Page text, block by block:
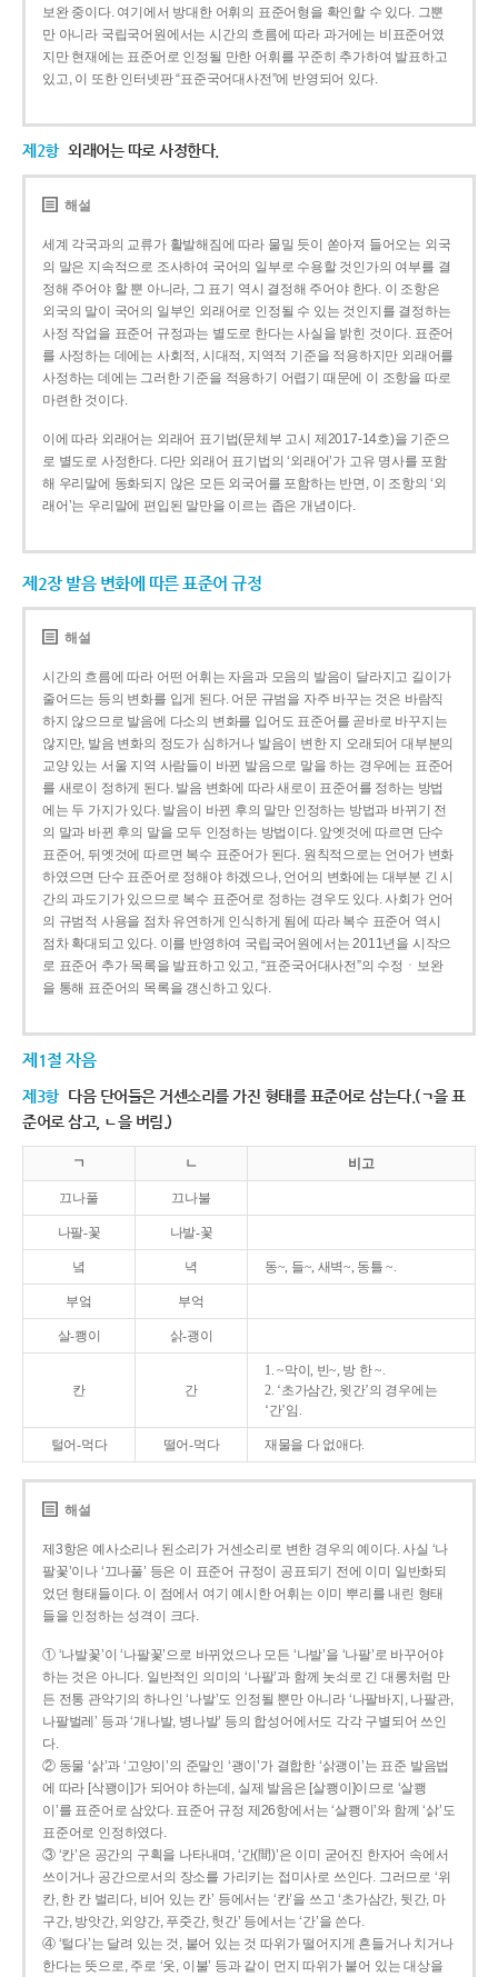
보완 중이다. 여기에서 방대한 어휘의 표준어형을 확인할 수 있다. 그뿐
만 아니라 국립국어원에서는 시간의 흐름에 따라 과거에는 비표준어였
지만 현재에는 표준어로 인정될 만한 어휘를 꾸준히 추가하여 발표하고
있고, 이 또한 인터넷판 “표준국어대사전”에 반영되어 있다.
제2항 외래어는 따로 사정한다.
해설
세계 각국과의 교류가 활발해짐에 따라 물밀 듯이 쏟아져 들어오는 외국
의 말은 지속적으로 조사하여 국어의 일부로 수용할 것인가의 여부를 결
정해 주어야 할 뿐 아니라, 그 표기 역시 결정해 주어야 한다. 이 조항은
외국의 말이 국어의 일부인 외래어로 인정될 수 있는 것인지를 결정하는
사정 작업을 표준어 규정과는 별도로 한다는 사실을 밝힌 것이다. 표준어
를 사정하는 데에는 사회적, 시대적, 지역적 기준을 적용하지만 외래어를
사정하는 데에는 그러한 기준을 적용하기 어렵기 때문에 이 조항을 따로
마련한 것이다.
이에 따라 외래어는 외래어 표기법(문체부 고시 제2017-14호)을 기준으
로 별도로 사정한다. 다만 외래어 표기법의 ‘외래어’가 고유 명사를 포함
해 우리말에 동화되지 않은 모든 외국어를 포함하는 반면, 이 조항의 ‘외
래어’는 우리말에 편입된 말만을 이르는 좁은 개념이다.
제2장 발음 변화에 따른 표준어 규정
해설
시간의 흐름에 따라 어떤 어휘는 자음과 모음의 발음이 달라지고 길이가
줄어드는 등의 변화를 입게 된다. 어문 규범을 자주 바꾸는 것은 바람직
하지 않으므로 발음에 다소의 변화를 입어도 표준어를 곧바로 바꾸지는
않지만, 발음 변화의 정도가 심하거나 발음이 변한 지 오래되어 대부분의
교양 있는 서울 지역 사람들이 바뀐 발음으로 말을 하는 경우에는 표준어
를 새로이 정하게 된다. 발음 변화에 따라 새로이 표준어를 정하는 방법
에는 두 가지가 있다. 발음이 바뀐 후의 말만 인정하는 방법과 바뀌기 전
의 말과 바뀐 후의 말을 모두 인정하는 방법이다. 앞엣것에 따르면 단수
표준어, 뒤엣것에 따르면 복수 표준어가 된다. 원칙적으로는 언어가 변화
하였으면 단수 표준어로 정해야 하겠으나, 언어의 변화에는 대부분 긴 시
간의 과도기가 있으므로 복수 표준어로 정하는 경우도 있다. 사회가 언어
의 규범적 사용을 점차 유연하게 인식하게 됨에 따라 복수 표준어 역시
점차 확대되고 있다. 이를 반영하여 국립국어원에서는 2011년을 시작으
로 표준어 추가 목록을 발표하고 있고, “표준국어대사전”의 수정ㆍ보완
을 통해 표준어의 목록을 갱신하고 있다.
제1절 자음
제3항 다음 단어들은 거센소리를 가진 형태를 표준어로 삼는다.(ㄱ을 표
준어로 삼고, ㄴ을 버림.)
ㄱ ㄴ 비고
끄나풀 끄나불
나팔-꽃 나발-꽃
녘 녁 동~, 들~, 새벽~, 동틀 ~.
부엌 부억
살-쾡이 삵-괭이
칸 간
1. ~막이, 빈~, 방 한 ~.
2. ‘초가삼간, 윗간’의 경우에는
‘간’임.
털어-먹다 떨어-먹다 재물을 다 없애다.
해설
제3항은 예사소리나 된소리가 거센소리로 변한 경우의 예이다. 사실 ‘나
팔꽃’이나 ‘끄나풀’ 등은 이 표준어 규정이 공표되기 전에 이미 일반화되
었던 형태들이다. 이 점에서 여기 예시한 어휘는 이미 뿌리를 내린 형태
들을 인정하는 성격이 크다.
① ‘나발꽃’이 ‘나팔꽃’으로 바뀌었으나 모든 ‘나발’을 ‘나팔’로 바꾸어야
하는 것은 아니다. 일반적인 의미의 ‘나팔’과 함께 놋쇠로 긴 대롱처럼 만
든 전통 관악기의 하나인 ‘나발’도 인정될 뿐만 아니라 ‘나팔바지, 나팔관,
나팔벌레’ 등과 ‘개나발, 병나발’ 등의 합성어에서도 각각 구별되어 쓰인
다.
② 동물 ‘삵’과 ‘고양이’의 준말인 ‘괭이’가 결합한 ‘삵괭이’는 표준 발음법
에 따라 [삭꽹이]가 되어야 하는데, 실제 발음은 [살쾡이]이므로 ‘살쾡
이’를 표준어로 삼았다. 표준어 규정 제26항에서는 ‘살쾡이’와 함께 ‘삵’도
표준어로 인정하였다.
③ ‘칸’은 공간의 구획을 나타내며, ‘간(間)’은 이미 굳어진 한자어 속에서
쓰이거나 공간으로서의 장소를 가리키는 접미사로 쓰인다. 그러므로 ‘위
칸, 한 칸 벌리다, 비어 있는 칸’ 등에서는 ‘칸’을 쓰고 ‘초가삼간, 뒷간, 마
구간, 방앗간, 외양간, 푸줏간, 헛간’ 등에서는 ‘간’을 쓴다.
④ ‘털다’는 달려 있는 것, 붙어 있는 것 따위가 떨어지게 흔들거나 치거나
한다는 뜻으로, 주로 ‘옷, 이불’ 등과 같이 먼지 따위가 붙어 있는 대상을